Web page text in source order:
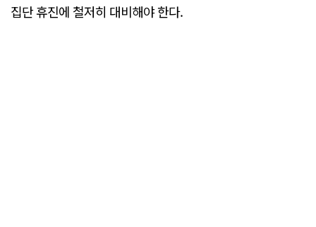
집단 휴진에 철저히 대비해야 한다.